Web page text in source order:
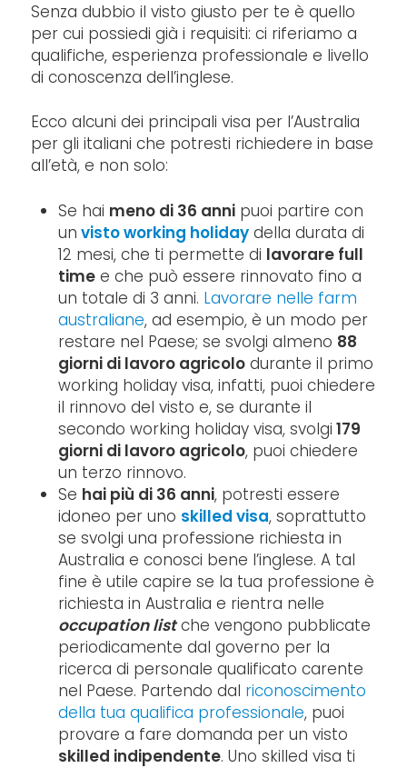
Senza dubbio il visto giusto per te è quello
per cui possiedi già i requisiti: ci riferiamo a
qualifiche, esperienza professionale e livello
di conoscenza dell’inglese.
Ecco alcuni dei principali visa per l’Australia
per gli italiani che potresti richiedere in base
all’età, e non solo:
Se hai meno di 36 anni puoi partire con
un visto working holiday della durata di
12 mesi, che ti permette di lavorare full
time e che può essere rinnovato fino a
un totale di 3 anni. Lavorare nelle farm
australiane, ad esempio, è un modo per
restare nel Paese; se svolgi almeno 88
giorni di lavoro agricolo durante il primo
working holiday visa, infatti, puoi chiedere
il rinnovo del visto e, se durante il
secondo working holiday visa, svolgi 179
giorni di lavoro agricolo, puoi chiedere
un terzo rinnovo.
Se hai più di 36 anni, potresti essere
idoneo per uno skilled visa, soprattutto
se svolgi una professione richiesta in
Australia e conosci bene l’inglese. A tal
fine è utile capire se la tua professione è
richiesta in Australia e rientra nelle
occupation listche vengono pubblicate
periodicamente dal governo per la
ricerca di personale qualificato carente
nel Paese. Partendo dal riconoscimento
della tua qualifica professionale, puoi
provare a fare domanda per un visto
skilled indipendente. Uno skilled visa ti